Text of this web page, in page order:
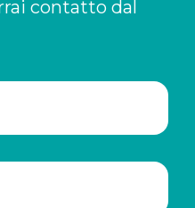
contatto dal